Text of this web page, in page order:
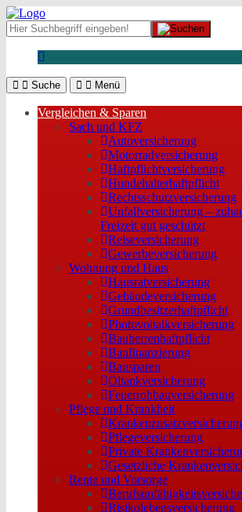
Suche Menü
Vergleichen & Sparen
Sach und KFZ
Autoversicherung
Motorradversicherung
Haftpflichtversicherung
Hundehalterhaftpflicht
Rechtsschutzversicherung
Unfallversicherung –
Freizeit gut geschützt
Reiseversicherung
Gewerbeversicherung
Wohnung und Haus
Hausratversicherung
Gebäudeversicherung
Grundbesitzerhaftpflicht
Photovoltaikversicherung
Bauherrenhaftpflicht
Baufinanzierung
Bausparen
Öltankversicherung
Feuerrohbauversicherung
Pflege und Krankheit
Pflegeversicherung
Private
Gesetzliche
Rente und Vorsorge
Risikolebensversicherung